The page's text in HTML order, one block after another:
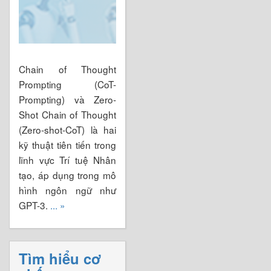
Chain of Thought
Prompting (CoT-
Prompting) và Zero-
Shot Chain of Thought
(Zero-shot-CoT) là hai
kỹ thuật tiên tiến trong
lĩnh vực Trí tuệ Nhân
tạo, áp dụng trong mô
hình ngôn ngữ như
GPT-3. ... »
Tìm hiểu cơ